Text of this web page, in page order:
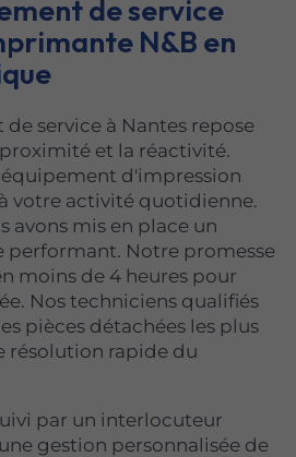
de service
N&B en
service à Nantes repose
et la réactivité.
équipement d'impression
votre activité quotidienne.
avons mis en place un
performant. Notre promesse
moins de 4 heures pour
Nos techniciens qualifiés
pièces détachées les plus
résolution rapide du
par un interlocuteur
gestion personnalisée de